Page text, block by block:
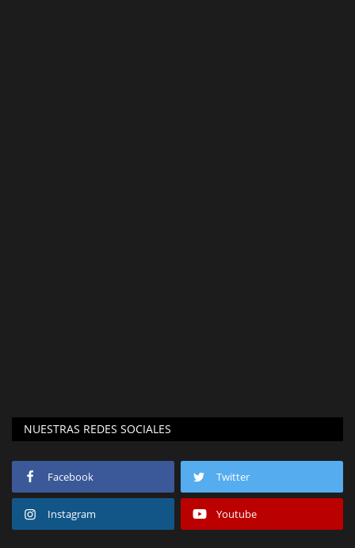
NUESTRAS REDES SOCIALES
Facebook Twitter
Instagram Youtube